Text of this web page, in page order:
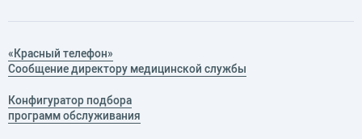
«Красный телефон»
Сообщение директору медицинской службы
Конфигуратор подбора
программ обслуживания